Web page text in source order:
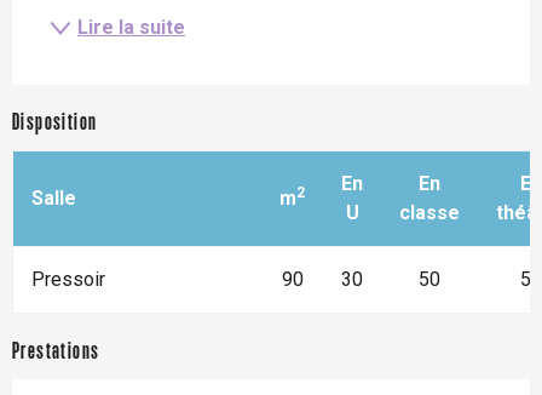
Lire la suite
Disposition
Salle m2
En
U
En
classe
En
Pressoir 90 30 50 50
Prestations